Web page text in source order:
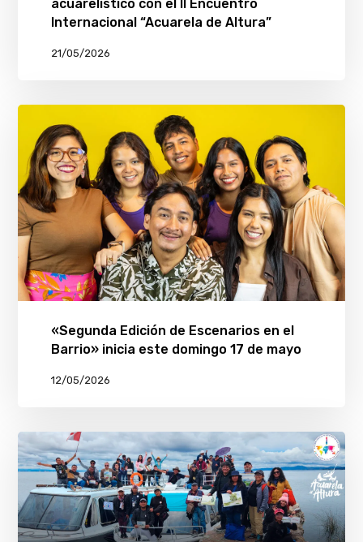
acuarelístico con el II Encuentro
Internacional “Acuarela de Altura”
21/05/2026
«Segunda Edición de Escenarios en el
Barrio» inicia este domingo 17 de mayo
12/05/2026